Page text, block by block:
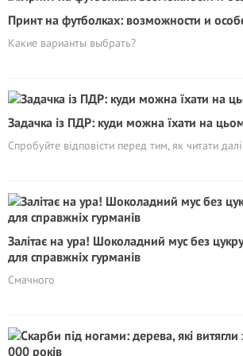
Принт на футболках: возможности и
Какие варианты выбрать?
Задачка із ПДР: куди можна їхати на
Спробуйте відповісти перед тим, як читати далі
Залітає на ура! Шоколадний мус без
для справжніх гурманів
Смачного